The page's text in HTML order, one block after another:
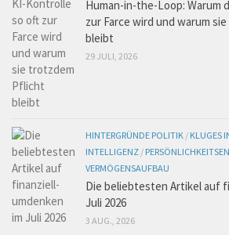
Human-in-the-Loop: Warum
zur Farce wird und warum
bleibt
29 JULI, 2026
HINTERGRÜNDE POLITIK / KLUGES
INTELLIGENZ /
VERMÖGENSAUFBAU
Die beliebtesten Artikel auf
Juli 2026
3 AUG., 2026